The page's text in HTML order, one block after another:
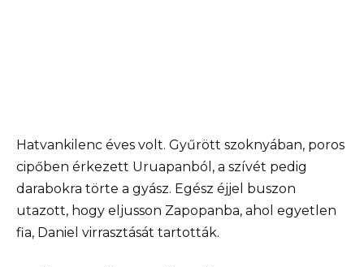
Hatvankilenc éves volt. Gyűrött szoknyában, poros
cipőben érkezett Uruapanból, a szívét pedig
darabokra törte a gyász. Egész éjjel buszon
utazott, hogy eljusson Zapopanba, ahol egyetlen
fia, Daniel virrasztását tartották.